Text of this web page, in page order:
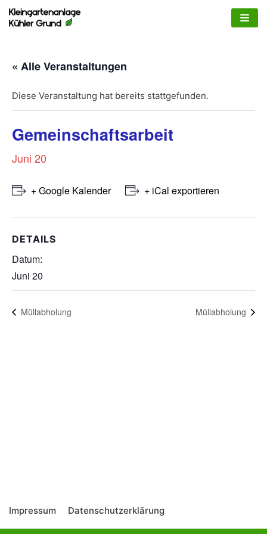
springen
« Alle Veranstaltungen
Diese Veranstaltung hat bereits stattgefunden.
Gemeinschaftsarbeit
Juni 20
+ Google Kalender + iCal exportieren
DETAILS
Datum:
Juni 20
Müllabholung Müllabholung
Impressum Datenschutzerklärung